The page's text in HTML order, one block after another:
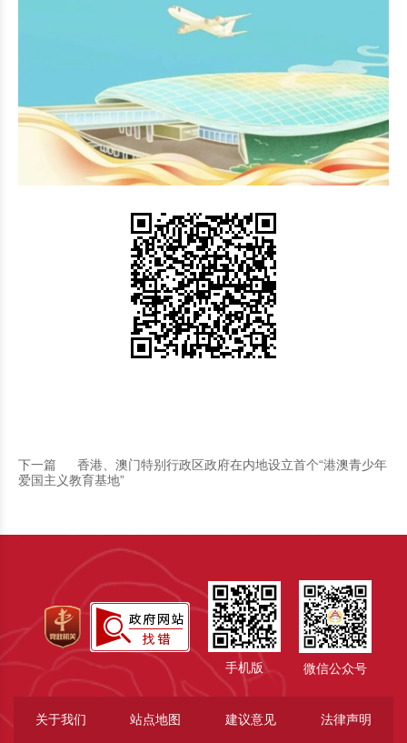
下一篇
香港、澳门特别行政区政府在内地设立首个“港澳青少年
爱国主义教育基地”
手机版 微信公众号
关于我们 站点地图 建议意见 法律声明